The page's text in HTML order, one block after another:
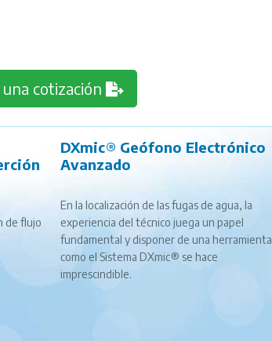
cotización
de flujo
DXmic® Geófono Electrónico
Avanzado
En la localización de las fugas de agua, la
experiencia del técnico juega un papel
fundamental y disponer de una herramienta
como el Sistema DXmic® se hace
imprescindible.